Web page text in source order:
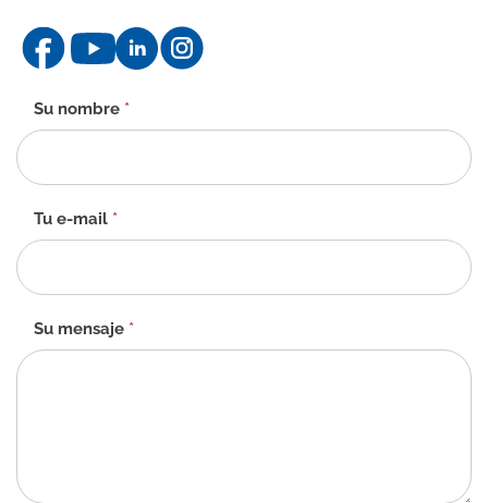
Formulario
de
contacto
Su nombre *
Tu e-mail *
Su mensaje *